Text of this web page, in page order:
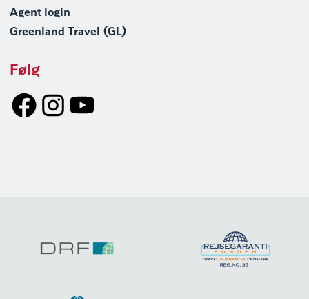
Agent login
Greenland Travel (GL)
Følg